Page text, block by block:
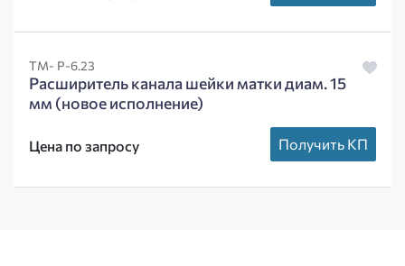
ТМ- Р-6.23
Расширитель канала шейки матки диам. 15
мм (новое исполнение)
Цена по запросу Получить КП